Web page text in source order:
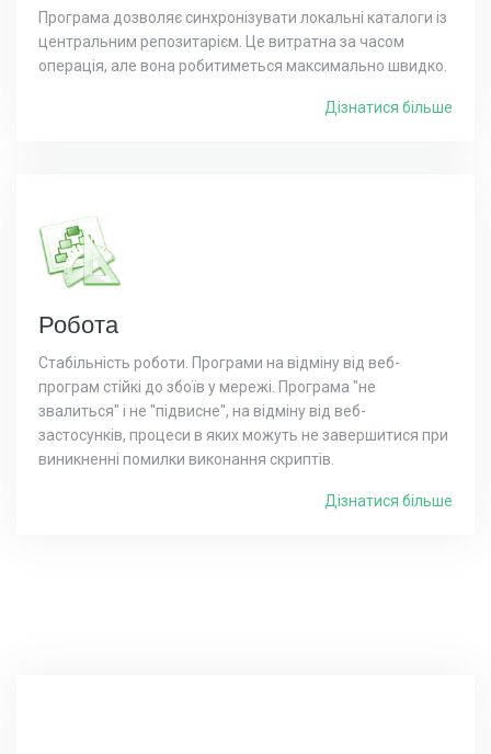
Програма дозволяє синхронізувати локальні каталоги із
центральним репозитарієм. Це витратна за часом
операція, але вона робитиметься максимально швидко.
Дізнатися більше
Робота
Стабільність роботи. Програми на відміну від веб-
програм стійкі до збоїв у мережі. Програма "не
звалиться" і не "підвисне", на відміну від веб-
застосунків, процеси в яких можуть не завершитися при
виникненні помилки виконання скриптів.
Дізнатися більше